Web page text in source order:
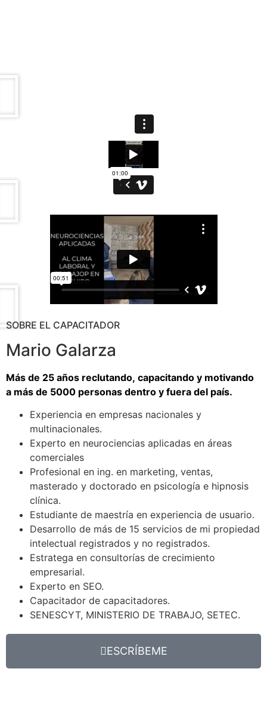
SOBRE EL CAPACITADOR
Mario Galarza
Más de 25 años reclutando, capacitando y motivando
a más de 5000 personas dentro y fuera del país.
Experiencia en empresas nacionales y
multinacionales.
Experto en neurociencias aplicadas en áreas
comerciales
Profesional en ing. en marketing, ventas,
masterado y doctorado en psicología e hipnosis
clínica.
Estudiante de maestría en experiencia de usuario.
Desarrollo de más de 15 servicios de mi propiedad
intelectual registrados y no registrados.
Estratega en consultorías de crecimiento
empresarial.
Experto en SEO.
Capacitador de capacitadores.
SENESCYT, MINISTERIO DE TRABAJO, SETEC.
ESCRÍBEME